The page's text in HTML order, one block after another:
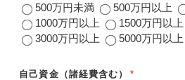
500万円未満 500万円以上
1000万円以上
1500万円以上
3000万円以上
5000万円以上
自己資金（諸経費含む） *